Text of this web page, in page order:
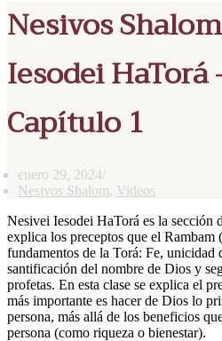
Nesivos
Iesodei HaTorá
Capítulo 1
enero 29, 2024
Nesivos Shalom, Videos
Nesivei Iesodei HaTorá es la sección
explica los preceptos que el
fundamentos de la Torá: Fe, unicidad
santificación del nombre de Dios y
profetas. En esta clase se explica el
más importante es hacer de Dios lo
persona, más allá de los beneficios
persona (como riqueza o bienestar).